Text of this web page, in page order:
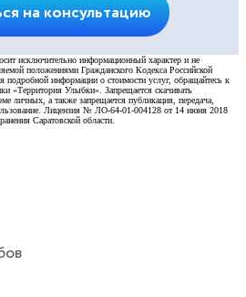
на консультацию
исключительно информационный характер и не
положениями Гражданского Кодекса Российской
информации о стоимости услуг, обращайтесь к
«Территория Улыбки». Запрещается скачивать
личных, а также запрещается публикация, передача,
Лицензия № ЛО-64-01-004128 от 14 июня 2018
Саратовской области.